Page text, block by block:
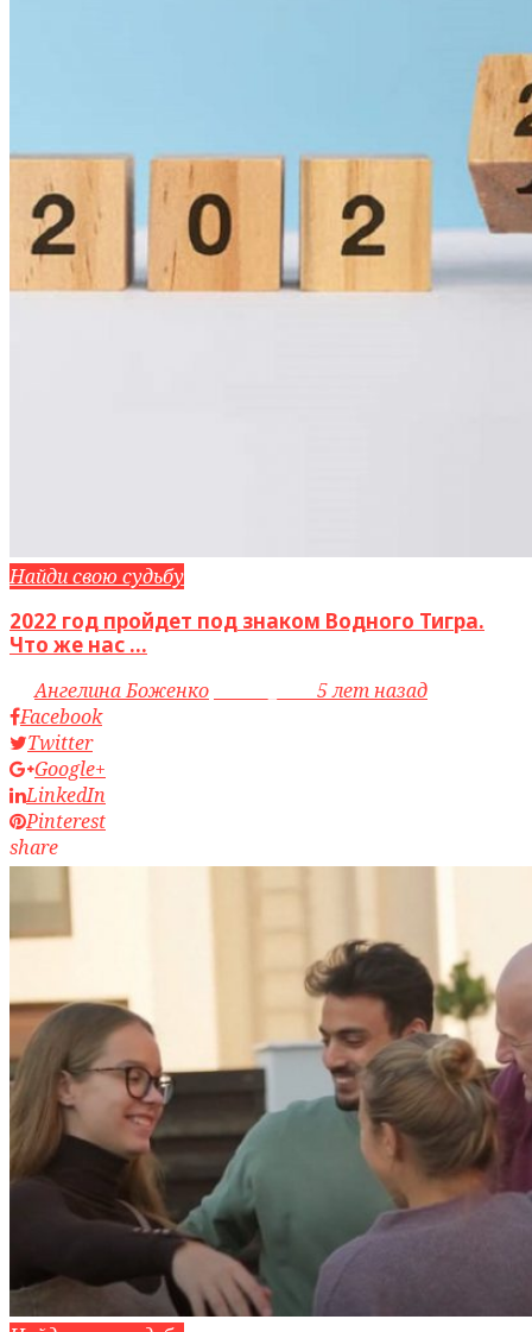
Найди свою судьбу
2022 год пройдет под знаком Водного Тигра.
Что же нас ...
byАнгелина Боженко
5 лет назад
Facebook
Twitter
Google+
LinkedIn
Pinterest
share